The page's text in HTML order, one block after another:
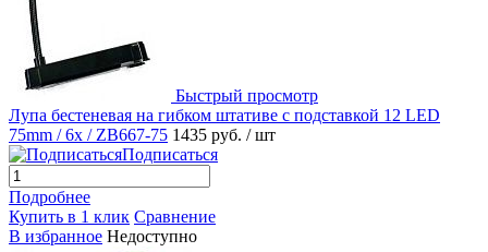
Быстрый просмотр
Лупа бестеневая на гибком штативе c подставкой 12 LED
75mm / 6x / ZB667-75 1435 руб. / шт
Подписаться
Подробнее
Купить в 1 клик Сравнение
В избранное Недоступно